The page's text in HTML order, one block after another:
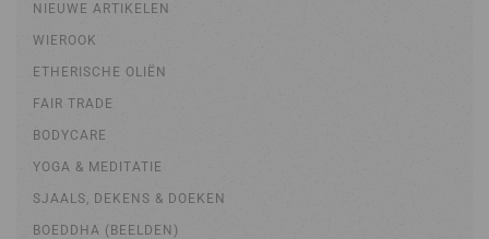
NIEUWE ARTIKELEN
WIEROOK
ETHERISCHE OLIËN
FAIR TRADE
BODYCARE
YOGA & MEDITATIE
SJAALS, DEKENS & DOEKEN
BOEDDHA (BEELDEN)